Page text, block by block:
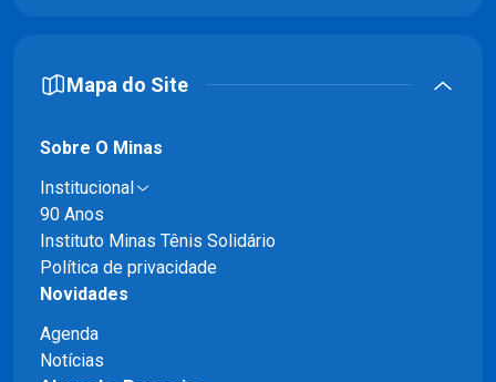
Mapa do Site
Sobre O Minas
Institucional
90 Anos
Instituto Minas Tênis Solidário
Política de privacidade
Novidades
Agenda
Notícias